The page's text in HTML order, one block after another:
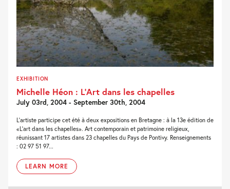
EXHIBITION
Michelle Héon : L’Art dans les chapelles
July 03rd, 2004 - September 30th, 2004
L'artiste participe cet été à deux expositions en Bretagne : à la 13e édition de
«L'art dans les chapelles». Art contemporain et patrimoine religieux,
réunissant 17 artistes dans 23 chapelles du Pays de Pontivy. Renseignements
: 02 97 51 97...
LEARN MORE